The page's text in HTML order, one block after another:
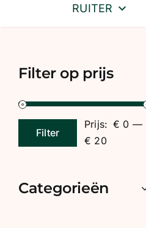
RUITER
Filter op prijs
Min.
Max.
Filter
Prijs: € 0 —
€ 20
Categorieën